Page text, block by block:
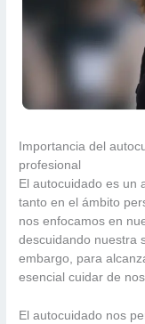
Importancia del
profesional
El autocuidado es un
tanto en el ámbito
nos enfocamos en
descuidando nuestra
embargo, para
esencial cuidar de
El autocuidado nos